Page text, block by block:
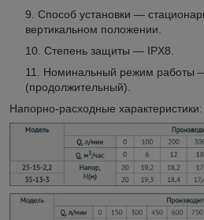
Способ установки —
вертикальном положении.
Степень защиты — IPX8.
Номинальный режим работы
(продолжительный).
Напорно-расходные характеристики: